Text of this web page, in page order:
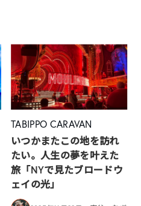
TABIPPO CARAVAN
いつかまたこの地を訪れ
たい。人生の夢を叶えた
旅「NYで見たブロードウ
ェイの光」